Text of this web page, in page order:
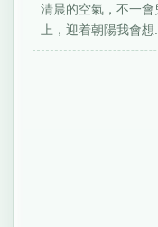
清晨的空氣，不一
上，迎着朝陽我會想...